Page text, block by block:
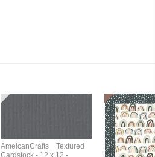
AmeicanCrafts Textured
Cardstock - 12 x 12 -